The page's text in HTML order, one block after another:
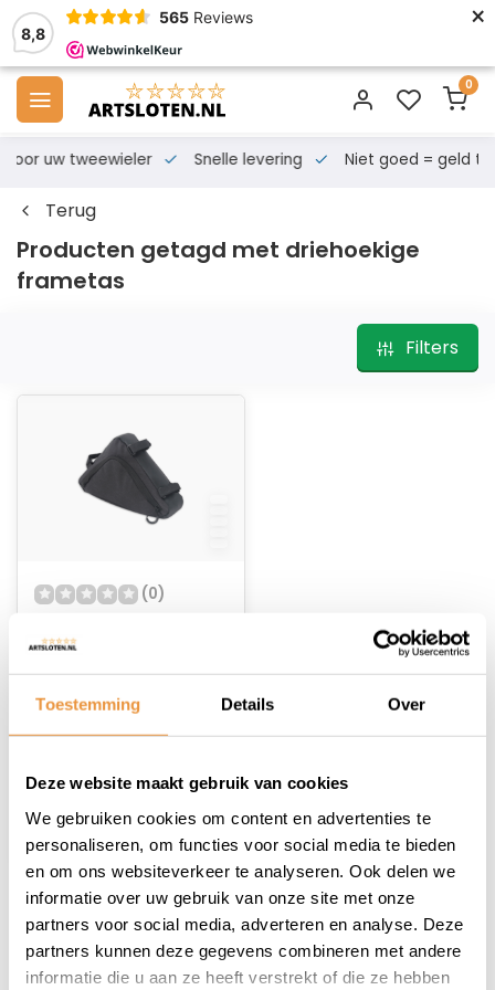
Toestemming Details Over
Deze website maakt gebruik van cookies
We gebruiken cookies om content en advertenties te
personaliseren, om functies voor social media te bieden
en om ons websiteverkeer te analyseren. Ook delen we
informatie over uw gebruik van onze site met onze
partners voor social media, adverteren en analyse. Deze
partners kunnen deze gegevens combineren met andere
informatie die u aan ze heeft verstrekt of die ze hebben
8,8
565 Reviews ×
0
voor uw tweewieler Snelle levering Niet goed = geld
Terug
Producten getagd met driehoekige
frametas
Filters
(0)
Frametas Smoky
13,95
1